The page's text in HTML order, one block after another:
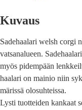
Kuvaus
Sadehaalari welsh corgi
vatsanalueen.
myös pidempään
haalari on mainio niin
märissä olosuhteissa.
Lysti tuotteiden kankaat